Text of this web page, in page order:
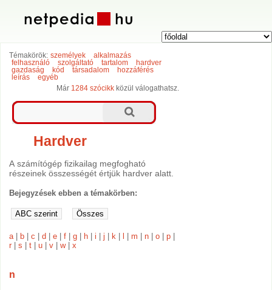
Témakörök: személyek
alkalmazás
felhasználó
szolgáltató tartalom
hardver
gazdaság
kód társadalom
hozzáférés
leírás
egyéb
Már 1284 szócikk közül válogathatsz.
Hardver
A számítógép fizikailag megfogható
részeinek összességét értjük hardver alatt.
Bejegyzések ebben a témakörben:
a| b |c |d |e |f |g h |i |j k |m |n |o |p
r |s |t |u |v |w|x
n